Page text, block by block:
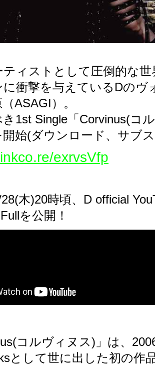
ティストとして圧倒的な世
に衝撃を与えているDのヴ
ASAGI）。
1st Single「Corvinus(コ
始(ダウンロード、サブ
exrvsVfp
木)20時頃、D official
を公開！
コルヴィヌス)」は、
として世に出した初の作